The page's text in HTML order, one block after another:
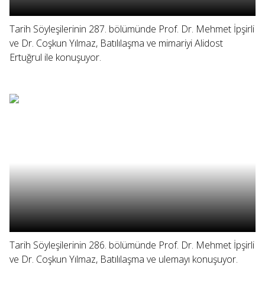
Tarih Söyleşilerinin 287. bölümünde Prof. Dr. Mehmet İpşirli
ve Dr. Coşkun Yılmaz, Batılılaşma ve mimariyi Alidost
Ertuğrul ile konuşuyor.
Tarih Söyleşilerinin 286. bölümünde Prof. Dr. Mehmet İpşirli
ve Dr. Coşkun Yılmaz, Batılılaşma ve ulemayı konuşuyor.